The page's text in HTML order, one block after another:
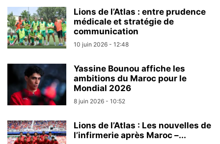
Lions de l’Atlas : entre prudence
médicale et stratégie de
communication
10 juin 2026 - 12:48
Yassine Bounou affiche les
ambitions du Maroc pour le
Mondial 2026
8 juin 2026 - 10:52
Lions de l’Atlas : Les nouvelles de
l’infirmerie après Maroc –...